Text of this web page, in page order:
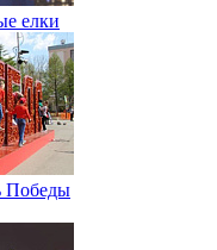
елки
Победы